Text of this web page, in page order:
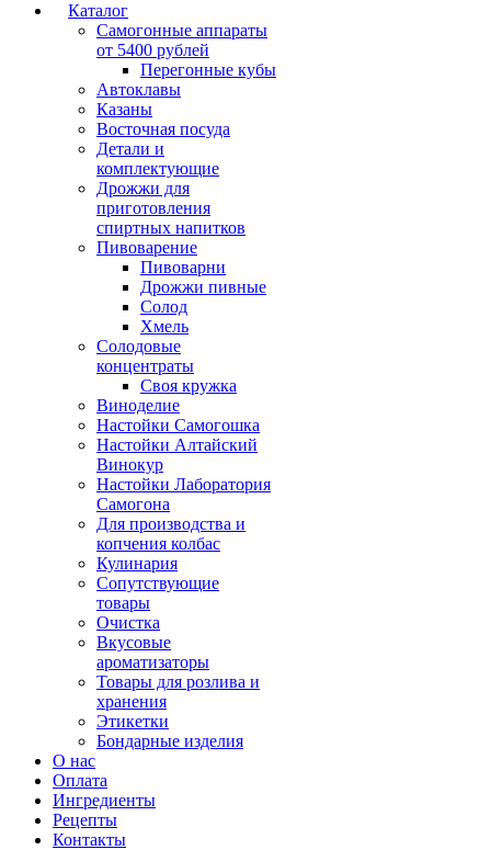
Каталог
Самогонные аппараты
от 5400 рублей
Перегонные кубы
Автоклавы
Казаны
Восточная посуда
Детали и
комплектующие
Дрожжи для
приготовления
спиртных напитков
Пивоварение
Пивоварни
Дрожжи пивные
Солод
Хмель
Солодовые
концентраты
Своя кружка
Виноделие
Настойки Самогошка
Настойки Алтайский
Винокур
Настойки Лаборатория
Самогона
Для производства и
копчения колбас
Кулинария
Сопутствующие
товары
Очистка
Вкусовые
ароматизаторы
Товары для розлива и
хранения
Этикетки
Бондарные изделия
О нас
Оплата
Ингредиенты
Рецепты
Контакты